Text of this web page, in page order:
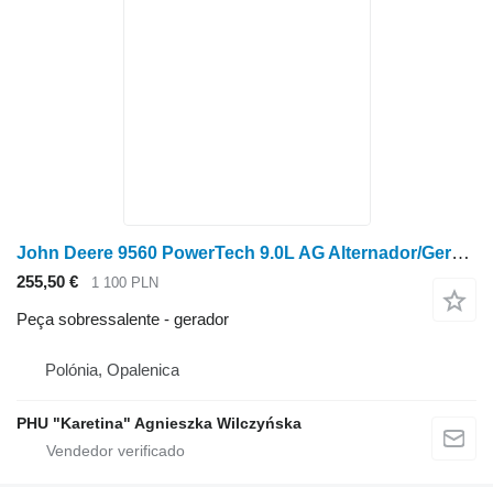
John Deere 9560 PowerTech 9.0L AG Alternador/Gerador 12V 200A AH229090 AX para colheitadeira de grãos John Deere 9560
255,50 € 1 100 PLN
Peça sobressalente - gerador
Polónia, Opalenica
PHU "Karetina" Agnieszka Wilczyńska